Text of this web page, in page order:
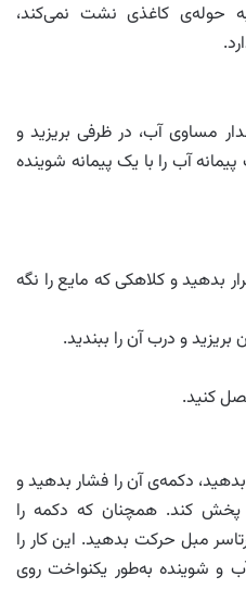
حوله‌ی کاغذی نشت نمی‌کند،
مساوی آب، در ظرفی بریزید و
آب را با یک پیمانه شوینده
و کلاهکی که مایع را نگه
و درب آن را ببندید.
کنید.
دکمه‌ی آن را فشار بدهید و
پخش کند. همچنان که دکمه را
مبل حرکت بدهید. این کار را
و شوینده به‌طور یکنواخت روی